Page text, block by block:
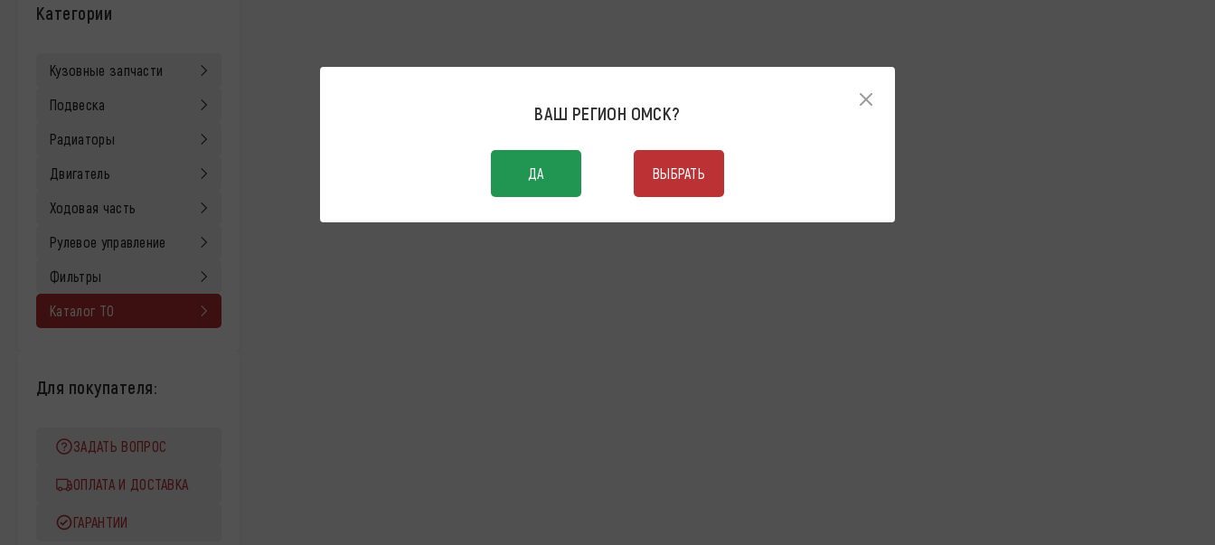
Категории
Кузовные запчасти
Подвеска
Радиаторы
Двигатель
Ходовая часть
Рулевое управление
Фильтры
Каталог ТО
Для покупателя:
ЗАДАТЬ ВОПРОС
ОПЛАТА И ДОСТАВКА
ГАРАНТИИ
ВАШ РЕГИОН ОМСК?
ДА ВЫБРАТЬ